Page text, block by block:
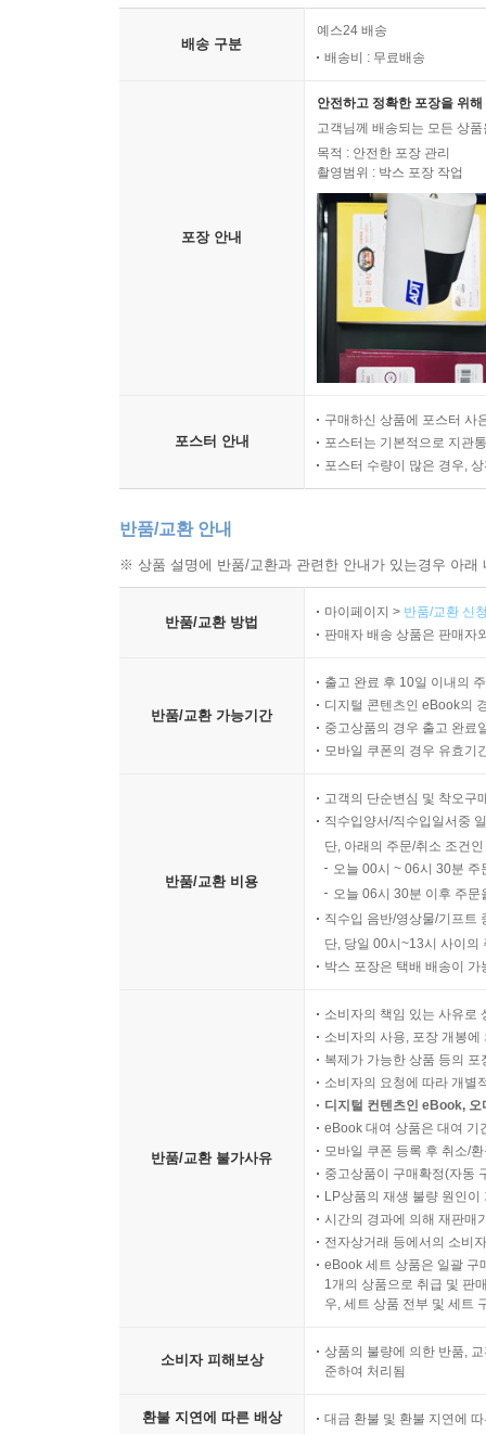
배송 구분
예스24 배송
배송비 : 무료배송
포장 안내
안전하고 정확한 포장을 위
고객님께 배송되는 모든 상
목적 : 안전한 포장 관리
촬영범위 : 박스 포장 작업
포스터 안내
구매하신 상품에 포스터 사
포스터는 기본적으로 지관
포스터 수량이 많은 경우,
반품/교환 안내
※ 상품 설명에 반품/교환과 관련한 안내가 있는경우 아
반품/교환 방법
마이페이지 > 반품/교환 신
판매자 배송 상품은 판매자
반품/교환 가능기간
출고 완료 후 10일 이내의
디지털 콘텐츠인 eBook의
중고상품의 경우 출고 완료
모바일 쿠폰의 경우 유효기
반품/교환 비용
고객의 단순변심 및 착오구
직수입양서/직수입일서중
단, 아래의 주문/취소 조건
오늘 00시 ~ 06시 30분
오늘 06시 30분 이후 주
직수입 음반/영상물/기프트
단, 당일 00시~13시 사이의
박스 포장은 택배 배송이
반품/교환 불가사유
소비자의 책임 있는 사유로
소비자의 사용, 포장 개봉
복제가 가능한 상품 등의
소비자의 요청에 따라 개별
디지털 컨텐츠인 eBook,
eBook 대여 상품은 대여 기
모바일 쿠폰 등록 후 취소/
중고상품이 구매확정(자동
LP상품의 재생 불량 원인
시간의 경과에 의해 재판매
전자상거래 등에서의 소비
eBook 세트 상품은 일괄 구
1개의 상품으로 취급 및 판
우, 세트 상품 전부 및 세트
소비자 피해보상
상품의 불량에 의한 반품,
준하여 처리됨
환불 지연에 따른 배상 대금 환불 및 환불 지연에